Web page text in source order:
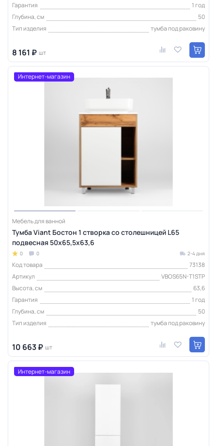
Гарантия
1 год
Глубина, см
50
Тип изделия
тумба под раковину
8 161 ₽ шт
Интернет-магазин
Мебель для ванной
Тумба Viant Бостон 1 створка со столешницей L65
подвесная 50х65,5х63,6
0 0 2-4 дня
Код товара
73138
Артикул
VBOS65N-T1STP
Высота, см
63,6
Гарантия
1 год
Глубина, см
50
Тип изделия
тумба под раковину
10 663 ₽ шт
Интернет-магазин